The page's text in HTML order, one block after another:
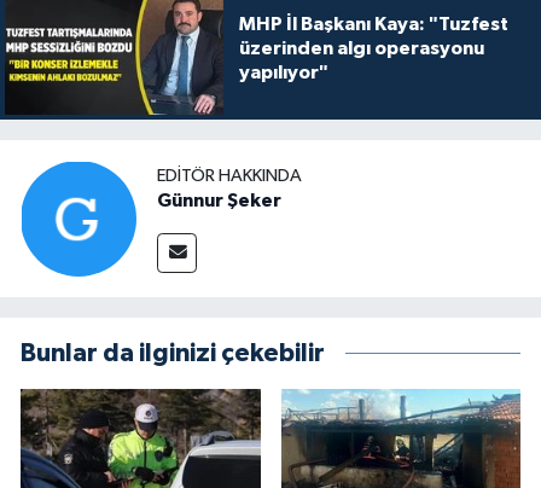
MHP İl Başkanı Kaya: "Tuzfest
üzerinden algı operasyonu
yapılıyor"
EDITÖR HAKKINDA
Günnur Şeker
Bunlar da ilginizi çekebilir